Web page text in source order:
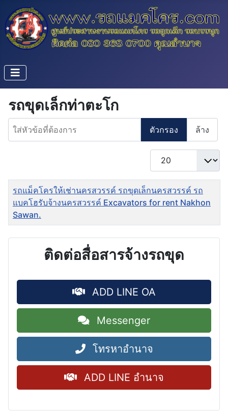
รถขุดเล็กท่าตะโก
ใส่หัวข้อที่ต้องการ
ตัวกรอง ล้าง
แสดง #
ชื่อ
รถแม็คโครให้เช่านครสวรรค์ รถขุดเล็กนครสวรรค์ รถ
แบคโฮรับจ้างนครสวรรค์ Excavators for rent Nakhon
Sawan.
ติดต่อสื่อสารจ้างรถขุด
ADD LINE OA
Messenger
โทรหาอำนาจ
ADD LINE อำนาจ